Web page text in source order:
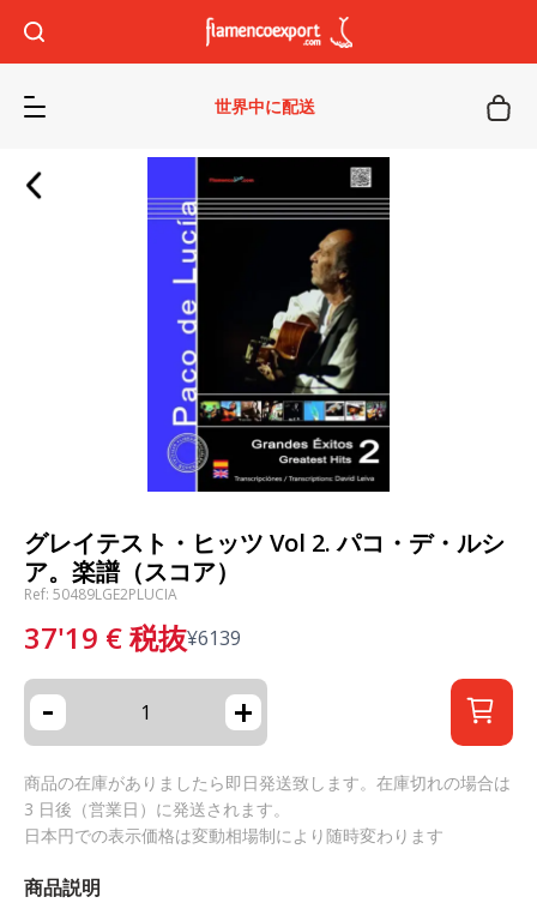
世界中に配送
グレイテスト・ヒッツ Vol 2. パコ・デ・ルシ
ア。楽譜（スコア）
Ref: 50489LGE2PLUCIA
37'19 €税抜¥6139
- +
商品の在庫がありましたら即日発送致します。在庫切れの場合は
3 日後（営業日）に発送されます。
日本円での表示価格は変動相場制により随時変わります
商品説明